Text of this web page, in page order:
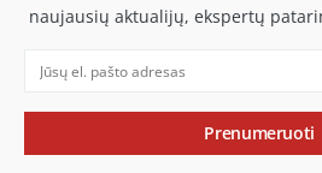
naujausių aktualijų, ekspertų
Prenumeruoti